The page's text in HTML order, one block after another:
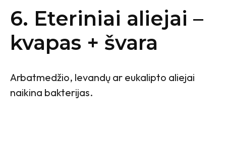
6. Eteriniai aliejai –
kvapas + švara
Arbatmedžio, levandų ar eukalipto aliejai
naikina bakterijas.